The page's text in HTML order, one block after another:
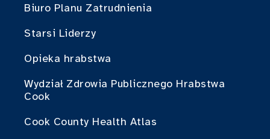
Biuro Planu Zatrudnienia
Starsi Liderzy
Opieka hrabstwa
Wydział Zdrowia Publicznego Hrabstwa
Cook
Cook County Health Atlas